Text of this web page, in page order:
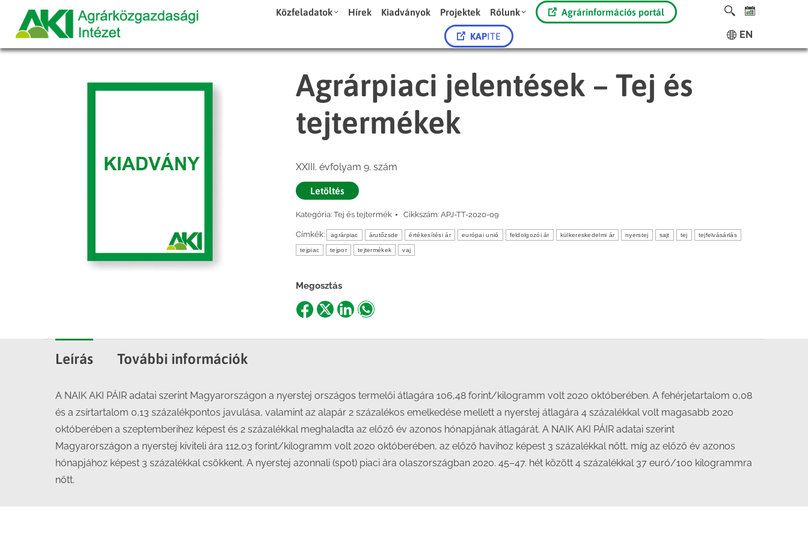
Közfeladatok Hírek Kiadványok Projektek Rólunk Agrárinformációs portál
KAPITE EN
Agrárpiaci jelentések – Tej és
tejtermékek
XXIII. évfolyam 9. szám
Letöltés
Kategória: Tej és tejtermék Cikkszám: APJ-TT-2020-09
Címkék: agrárpiac árutőzsde értékesítési ár európai unió feldolgozói ár külkereskedelmi ár nyerstej sajt tej tejfelvásárlás
tejpiac tejpor tejtermékek vaj
Megosztás
ShareShareShareShare
Leírás További információk
A NAIK AKI PÁIR adatai szerint Magyarországon a nyerstej országos termelői átlagára 106,48 forint/kilogramm volt 2020 októberében. A fehérjetartalom 0,08
és a zsírtartalom 0,13 százalékpontos javulása, valamint az alapár 2 százalékos emelkedése mellett a nyerstej átlagára 4 százalékkal volt magasabb 2020
októberében a szeptemberihez képest és 2 százalékkal meghaladta az előző év azonos hónapjának átlagárát. A NAIK AKI PÁIR adatai szerint
Magyarországon a nyerstej kiviteli ára 112,03 forint/kilogramm volt 2020 októberében, az előző havihoz képest 3 százalékkal nőtt, míg az előző év azonos
hónapjához képest 3 százalékkal csökkent. A nyerstej azonnali (spot) piaci ára olaszországban 2020. 45–47. hét között 4 százalékkal 37 euró/100 kilogrammra
nőtt.